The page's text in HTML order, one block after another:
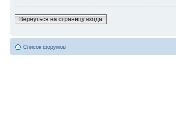
Вернуться на страницу входа
Список форумов